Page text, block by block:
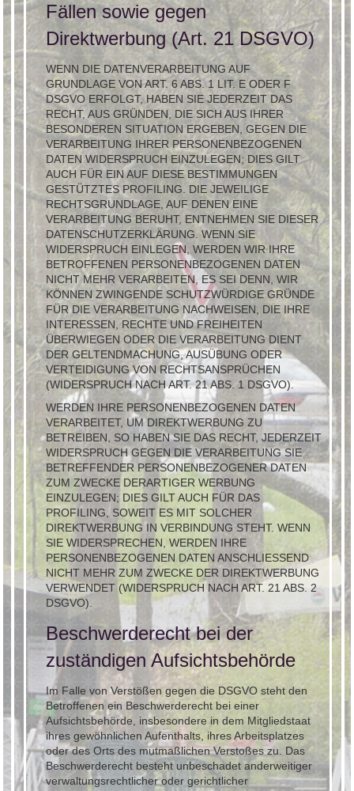
Fällen sowie gegen
Direktwerbung (Art. 21 DSGVO)
WENN DIE DATENVERARBEITUNG AUF
GRUNDLAGE VON ART. 6 ABS. 1 LIT. E ODER F
DSGVO ERFOLGT, HABEN SIE JEDERZEIT DAS
RECHT, AUS GRÜNDEN, DIE SICH AUS IHRER
BESONDEREN SITUATION ERGEBEN, GEGEN DIE
VERARBEITUNG IHRER PERSONENBEZOGENEN
DATEN WIDERSPRUCH EINZULEGEN; DIES GILT
AUCH FÜR EIN AUF DIESE BESTIMMUNGEN
GESTÜTZTES PROFILING. DIE JEWEILIGE
RECHTSGRUNDLAGE, AUF DENEN EINE
VERARBEITUNG BERUHT, ENTNEHMEN SIE DIESER
DATENSCHUTZERKLÄRUNG. WENN SIE
WIDERSPRUCH EINLEGEN, WERDEN WIR IHRE
BETROFFENEN PERSONENBEZOGENEN DATEN
NICHT MEHR VERARBEITEN, ES SEI DENN, WIR
KÖNNEN ZWINGENDE SCHUTZWÜRDIGE GRÜNDE
FÜR DIE VERARBEITUNG NACHWEISEN, DIE IHRE
INTERESSEN, RECHTE UND FREIHEITEN
ÜBERWIEGEN ODER DIE VERARBEITUNG DIENT
DER GELTENDMACHUNG, AUSÜBUNG ODER
VERTEIDIGUNG VON RECHTSANSPRÜCHEN
(WIDERSPRUCH NACH ART. 21 ABS. 1 DSGVO).
WERDEN IHRE PERSONENBEZOGENEN DATEN
VERARBEITET, UM DIREKTWERBUNG ZU
BETREIBEN, SO HABEN SIE DAS RECHT, JEDERZEIT
WIDERSPRUCH GEGEN DIE VERARBEITUNG SIE
BETREFFENDER PERSONENBEZOGENER DATEN
ZUM ZWECKE DERARTIGER WERBUNG
EINZULEGEN; DIES GILT AUCH FÜR DAS
PROFILING, SOWEIT ES MIT SOLCHER
DIREKTWERBUNG IN VERBINDUNG STEHT. WENN
SIE WIDERSPRECHEN, WERDEN IHRE
PERSONENBEZOGENEN DATEN ANSCHLIESSEND
NICHT MEHR ZUM ZWECKE DER DIREKTWERBUNG
VERWENDET (WIDERSPRUCH NACH ART. 21 ABS. 2
DSGVO).
Beschwerde­recht bei der
zuständigen Aufsichts­behörde
Im Falle von Verstößen gegen die DSGVO steht den
Betroffenen ein Beschwerderecht bei einer
Aufsichtsbehörde, insbesondere in dem Mitgliedstaat
ihres gewöhnlichen Aufenthalts, ihres Arbeitsplatzes
oder des Orts des mutmaßlichen Verstoßes zu. Das
Beschwerderecht besteht unbeschadet anderweitiger
verwaltungsrechtlicher oder gerichtlicher